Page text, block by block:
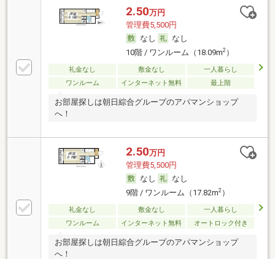
2.50万円
管理費5,500円
なし
なし
10階 / ワンルーム（18.09m2）
礼金なし 敷金なし
一人暮らし
ワンルーム
インターネット無料 最上階
お部屋探しは朝日綜合グループのアパマンショップ
へ！
2.50万円
管理費5,500円
なし
なし
9階 / ワンルーム（17.82m2）
礼金なし 敷金なし
一人暮らし
ワンルーム
インターネット無料 オートロック付き
お部屋探しは朝日綜合グループのアパマンショップ
へ！